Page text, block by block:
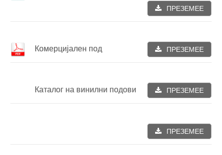
ПРЕЗЕМЕЕ
Комерцијален под ПРЕЗЕМЕЕ
Каталог на винилни подови ПРЕЗЕМЕЕ
ПРЕЗЕМЕЕ